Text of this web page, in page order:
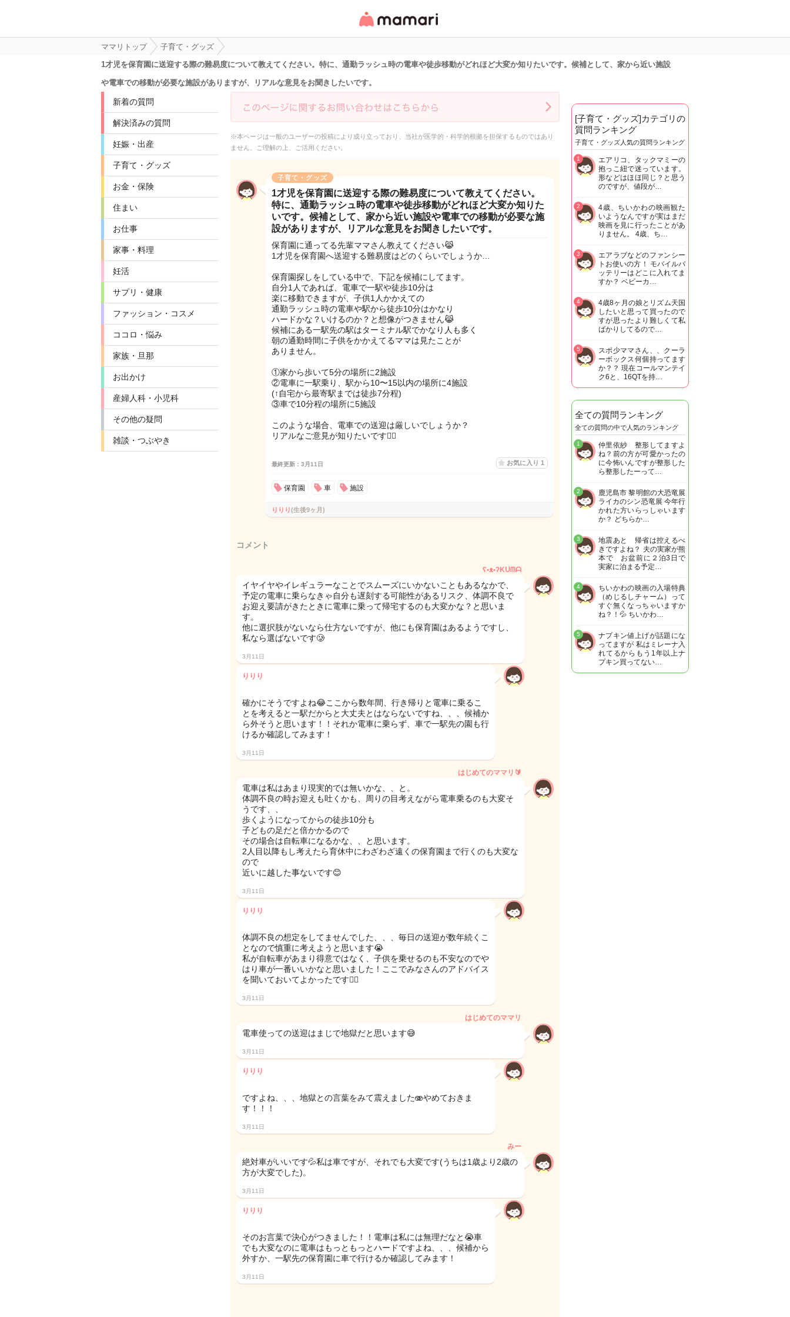
リ・情報サイト
ママリトップ
子育て・グッズ
1才児を保育園に送迎する際の難易度について教えてください。特に、通勤ラッシュ時の電車や徒歩移動がどれほど大変か知りたいです。候補として、家から近い施設
や電車での移動が必要な施設がありますが、リアルな意見をお聞きしたいです。
新着の質問
解決済みの質問
妊娠・出産
子育て・グッズ
お金・保険
住まい
お仕事
家事・料理
妊活
サプリ・健康
ファッション・コスメ
ココロ・悩み
家族・旦那
お出かけ
産婦人科・小児科
その他の疑問
雑談・つぶやき
※本ページは一般のユーザーの投稿により成り立っており、当社が医学的・科学的根拠を担保するものではあり
ません。ご理解の上、ご活用ください。
子育て・グッズ
1才児を保育園に送迎する際の難易度について教えてください。
特に、通勤ラッシュ時の電車や徒歩移動がどれほど大変か知りた
いです。候補として、家から近い施設や電車での移動が必要な施
設がありますが、リアルな意見をお聞きしたいです。
保育園に通ってる先輩ママさん教えてください😹
1才児を保育園へ送迎する難易度はどのくらいでしょうか…
保育園探しをしている中で、下記を候補にしてます。
自分1人であれば、電車で一駅や徒歩10分は
楽に移動できますが、子供1人かかえての
通勤ラッシュ時の電車や駅から徒歩10分はかなり
ハードかな？いけるのか？と想像がつきません😹
候補にある一駅先の駅はターミナル駅でかなり人も多く
朝の通勤時間に子供をかかえてるママは見たことが
ありません。
①家から歩いて5分の場所に2施設
②電車に一駅乗り、駅から10〜15以内の場所に4施設
(↑自宅から最寄駅までは徒歩7分程)
③車で10分程の場所に5施設
このような場合、電車での送迎は厳しいでしょうか？
リアルなご意見が知りたいです🙇‍♀️
最終更新：3月11日 お気に入り 1
保育園 車 施設
りりり(生後9ヶ月)
コメント
ʕ•ᴥ•ʔKᑌᗰᗩ
イヤイヤやイレギュラーなことでスムーズにいかないこともあるなかで、
予定の電車に乗らなきゃ自分も遅刻する可能性があるリスク、体調不良で
お迎え要請がきたときに電車に乗って帰宅するのも大変かな？と思いま
す。
他に選択肢がないなら仕方ないですが、他にも保育園はあるようですし、
私なら選ばないです🥲︎
3月11日
りりり
確かにそうですよね😂ここから数年間、行き帰りと電車に乗るこ
とを考えると一駅だからと大丈夫とはならないですね、、、候補か
ら外そうと思います！！それか電車に乗らず、車で一駅先の園も行
けるか確認してみます！
3月11日
はじめてのママリ🔰
電車は私はあまり現実的では無いかな、、と。
体調不良の時お迎えも吐くかも、周りの目考えながら電車乗るのも大変そ
うです、、
歩くようになってからの徒歩10分も
子どもの足だと倍かかるので
その場合は自転車になるかな、、と思います。
2人目以降もし考えたら育休中にわざわざ遠くの保育園まで行くのも大変な
ので
近いに越した事ないです😊
3月11日
りりり
体調不良の想定をしてませんでした、、、毎日の送迎が数年続くこ
となので慎重に考えようと思います😭
私が自転車があまり得意ではなく、子供を乗せるのも不安なのでや
はり車が一番いいかなと思いました！ここでみなさんのアドバイス
を聞いておいてよかったです🙇‍♀️
3月11日
はじめてのママリ
電車使っての送迎はまじで地獄だと思います😅
3月11日
りりり
ですよね、、、地獄との言葉をみて震えました🫨やめておきま
す！！！
3月11日
みー
絶対車がいいです💦私は車ですが、それでも大変です(うちは1歳より2歳の
方が大変でした)。
3月11日
りりり
そのお言葉で決心がつきました！！電車は私には無理だなと😭車
でも大変なのに電車はもっともっとハードですよね、、、候補から
外すか、一駅先の保育園に車で行けるか確認してみます！
3月11日
[子育て・グッズ]カテゴリの
質問ランキング
子育て・グッズ人気の質問ランキング
エアリコ、タックマミーの
抱っこ紐で迷っています。
形などはほほ同じ？と思う
のですが、値段が…
1
4歳、ちいかわの映画観た
いようなんですが実はまだ
映画を見に行ったことがあ
りません。 4歳、ち…
2
エアラブなどのファンシー
トお使いの方！ モバイルバ
ッテリーはどこに入れてま
すか？ ベビーカ…
3
4歳8ヶ月の娘とリズム天国
したいと思って買ったので
すが思ったより難しくて私
ばかりしてるので…
4
スポ少ママさん、、クーラ
ーボックス何個持ってます
か？？ 現在コールマンテイ
ク6と、16QTを持…
5
全ての質問ランキング
全ての質問の中で人気のランキング
仲里依紗 整形してますよ
ね？前の方が可愛かったの
に今怖いんですが整形した
ら整形したーって…
1
鹿児島市 黎明館の大恐竜展
ライカのシン恐竜展 今年行
かれた方いらっしゃいます
か？ どちらか…
2
地震あと 帰省は控えるべ
きですよね？ 夫の実家が熊
本で お盆前に２泊3日で
実家に泊まる予定…
3
ちいかわの映画の入場特典
（めじるしチャーム）って
すぐ無くなっちゃいますか
ね？！💦 ちいかわ…
4
ナプキン値上げが話題にな
ってますが 私はミレーナ入
れてるからもう1年以上ナ
プキン買ってない…
5